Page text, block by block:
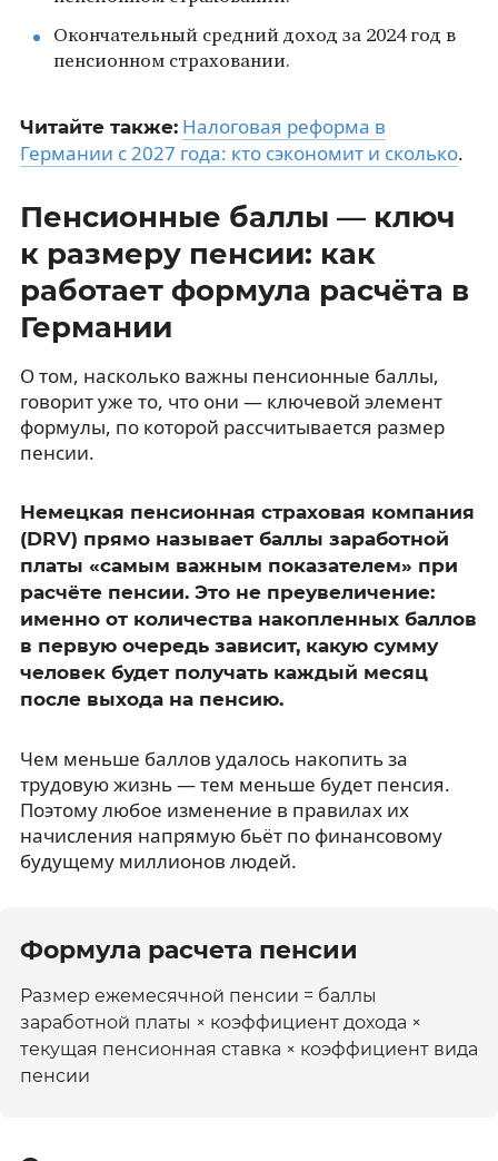
Окончательный средний доход за 2024 год в
пенсионном страховании.
Читайте также: Налоговая реформа в
Германии с 2027 года: кто сэкономит и сколько.
Пенсионные баллы — ключ
к размеру пенсии: как
работает формула расчёта в
Германии
О том, насколько важны пенсионные баллы,
говорит уже то, что они — ключевой элемент
формулы, по которой рассчитывается размер
пенсии.
Немецкая пенсионная страховая компания
(DRV) прямо называет баллы заработной
платы «самым важным показателем» при
расчёте пенсии. Это не преувеличение:
именно от количества накопленных баллов
в первую очередь зависит, какую сумму
человек будет получать каждый месяц
после выхода на пенсию.
Чем меньше баллов удалось накопить за
трудовую жизнь — тем меньше будет пенсия.
Поэтому любое изменение в правилах их
начисления напрямую бьёт по финансовому
будущему миллионов людей.
Формула расчета пенсии
Размер ежемесячной пенсии = баллы
заработной платы × коэффициент дохода ×
текущая пенсионная ставка × коэффициент вида
пенсии